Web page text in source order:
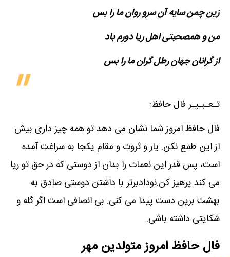
زین چمن سایه آن سرو روان ما را بس
من و همصحبتی اهل ریا دورم باد
از گرانان جهان رطل گران ما را بس
تـعـبـیـر فال حافظ:
فال حافظ امروز شما نشان می دهد تو همه چیز داری بیش
از این طمع نکن. یار و ثروت و مقام یکجا به سراغت آمده
است، پس قدر این نعمات را بدان از دوستی که در حق تو ریا
می کند پرهیز کن.نودادبرتر با داشتن دوستی صادق به
بهشت برین دست پیدا می کنی. بی انصافی است اگر گله و
شکایتی داشته باشی.
فال حافظ امروز متولدین‌ مهر